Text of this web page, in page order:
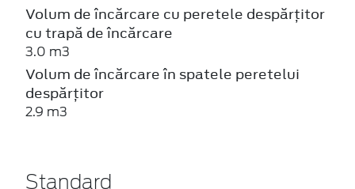
Volum de încărcare cu peretele despărțitor
cu trapă de încărcare
3.0 m3
Volum de încărcare în spatele peretelui
despărțitor
2.9 m3
Standard